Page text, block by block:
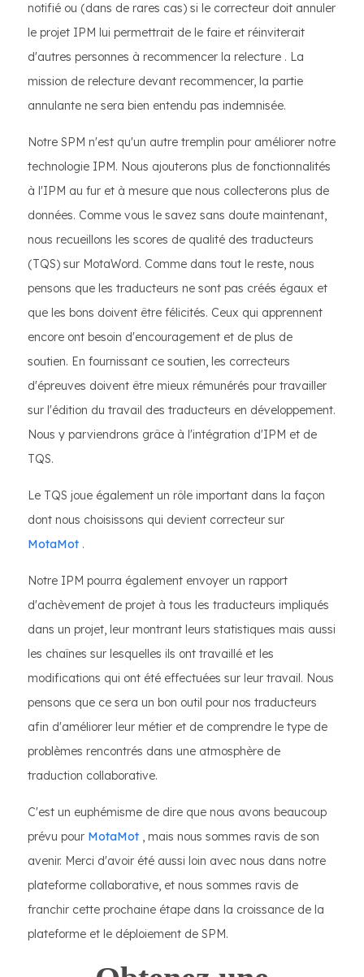
notifié ou (dans de rares cas) si le correcteur doit annuler
le projet IPM lui permettrait de le faire et réinviterait
d'autres personnes à recommencer la relecture . La
mission de relecture devant recommencer, la partie
annulante ne sera bien entendu pas indemnisée.
Notre SPM n'est qu'un autre tremplin pour améliorer notre
technologie IPM. Nous ajouterons plus de fonctionnalités
à l'IPM au fur et à mesure que nous collecterons plus de
données. Comme vous le savez sans doute maintenant,
nous recueillons les scores de qualité des traducteurs
(TQS) sur MotaWord. Comme dans tout le reste, nous
pensons que les traducteurs ne sont pas créés égaux et
que les bons doivent être félicités. Ceux qui apprennent
encore ont besoin d'encouragement et de plus de
soutien. En fournissant ce soutien, les correcteurs
d'épreuves doivent être mieux rémunérés pour travailler
sur l'édition du travail des traducteurs en développement.
Nous y parviendrons grâce à l'intégration d'IPM et de
TQS.
Le TQS joue également un rôle important dans la façon
dont nous choisissons qui devient correcteur sur
MotaMot .
Notre IPM pourra également envoyer un rapport
d'achèvement de projet à tous les traducteurs impliqués
dans un projet, leur montrant leurs statistiques mais aussi
les chaînes sur lesquelles ils ont travaillé et les
modifications qui ont été effectuées sur leur travail. Nous
pensons que ce sera un bon outil pour nos traducteurs
afin d'améliorer leur métier et de comprendre le type de
problèmes rencontrés dans une atmosphère de
traduction collaborative.
C'est un euphémisme de dire que nous avons beaucoup
prévu pour MotaMot , mais nous sommes ravis de son
avenir. Merci d'avoir été aussi loin avec nous dans notre
plateforme collaborative, et nous sommes ravis de
franchir cette prochaine étape dans la croissance de la
plateforme et le déploiement de SPM.